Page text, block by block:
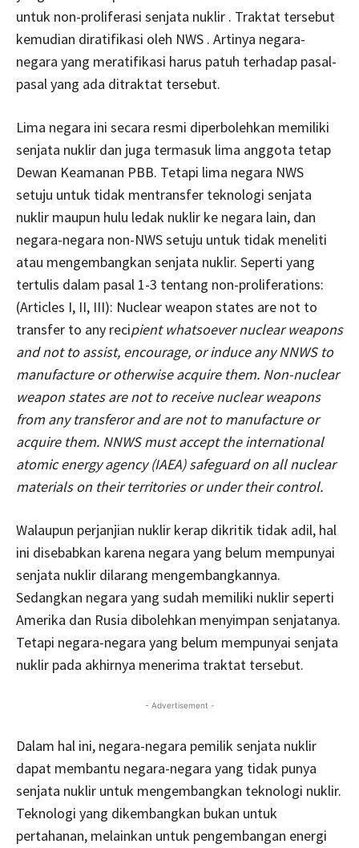
untuk non-proliferasi senjata nuklir . Traktat tersebut
kemudian diratifikasi oleh NWS . Artinya negara-
negara yang meratifikasi harus patuh terhadap pasal-
pasal yang ada ditraktat tersebut.
Lima negara ini secara resmi diperbolehkan memiliki
senjata nuklir dan juga termasuk lima anggota tetap
Dewan Keamanan PBB. Tetapi lima negara NWS
setuju untuk tidak mentransfer teknologi senjata
nuklir maupun hulu ledak nuklir ke negara lain, dan
negara-negara non-NWS setuju untuk tidak meneliti
atau mengembangkan senjata nuklir. Seperti yang
tertulis dalam pasal 1-3 tentang non-proliferations:
(Articles I, II, III): Nuclear weapon states are not to
transfer to any recipient whatsoever nuclear weapons
and not to assist, encourage, or induce any NNWS to
manufacture or otherwise acquire them. Non-nuclear
weapon states are not to receive nuclear weapons
from any transferor and are not to manufacture or
acquire them. NNWS must accept the international
atomic energy agency (IAEA) safeguard on all nuclear
materials on their territories or under their control.
Walaupun perjanjian nuklir kerap dikritik tidak adil, hal
ini disebabkan karena negara yang belum mempunyai
senjata nuklir dilarang mengembangkannya.
Sedangkan negara yang sudah memiliki nuklir seperti
Amerika dan Rusia dibolehkan menyimpan senjatanya.
Tetapi negara-negara yang belum mempunyai senjata
nuklir pada akhirnya menerima traktat tersebut.
- Advertisement -
Dalam hal ini, negara-negara pemilik senjata nuklir
dapat membantu negara-negara yang tidak punya
senjata nuklir untuk mengembangkan teknologi nuklir.
Teknologi yang dikembangkan bukan untuk
pertahanan, melainkan untuk pengembangan energi